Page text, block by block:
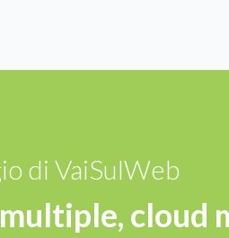
di VaiSulWeb
cloud